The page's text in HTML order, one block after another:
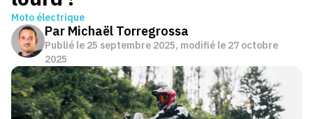
Moto électrique
Par Michaël Torregrossa
Publié le 25 septembre 2025, modifié le 27 octobre
2025